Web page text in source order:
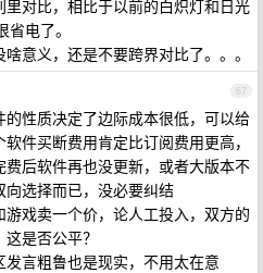
对比，相比于以前的白炽灯和日光
电了。
意义，还是不要跨界对比了。。。
67
性质决定了边际成本很低，可以给
件买断费用肯定比订阅费用更高，
后软件再也没更新，或者大版本不
选择而已，没必要纠结
戏卖一个价，论人工投入，双方的
是否公平？
言粗鲁也是现实，不用太在意